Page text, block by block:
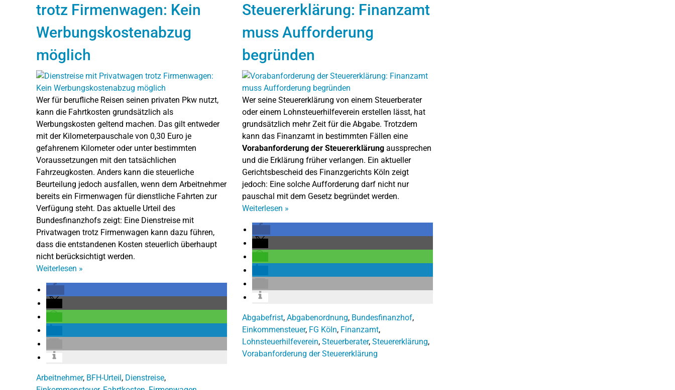
trotz Firmenwagen: Kein
Werbungskostenabzug
möglich
Wer für berufliche Reisen seinen privaten Pkw nutzt,
kann die Fahrtkosten grundsätzlich als
Werbungskosten geltend machen. Das gilt entweder
mit der Kilometerpauschale von 0,30 Euro je
gefahrenem Kilometer oder unter bestimmten
Voraussetzungen mit den tatsächlichen
Fahrzeugkosten. Anders kann die steuerliche
Beurteilung jedoch ausfallen, wenn dem Arbeitnehmer
bereits ein Firmenwagen für dienstliche Fahrten zur
Verfügung steht. Das aktuelle Urteil des
Bundesfinanzhofs zeigt: Eine Dienstreise mit
Privatwagen trotz Firmenwagen kann dazu führen,
dass die entstandenen Kosten steuerlich überhaupt
nicht berücksichtigt werden.
Weiterlesen »
Arbeitnehmer, BFH-Urteil, Dienstreise,
Steuererklärung: Finanzamt
muss Aufforderung
begründen
Wer seine Steuererklärung von einem Steuerberater
oder einem Lohnsteuerhilfeverein erstellen lässt, hat
grundsätzlich mehr Zeit für die Abgabe. Trotzdem
kann das Finanzamt in bestimmten Fällen eine
Vorabanforderung der Steuererklärung aussprechen
und die Erklärung früher verlangen. Ein aktueller
Gerichtsbescheid des Finanzgerichts Köln zeigt
jedoch: Eine solche Aufforderung darf nicht nur
pauschal mit dem Gesetz begründet werden.
Weiterlesen »
Abgabefrist, Abgabenordnung, Bundesfinanzhof,
Einkommensteuer, FG Köln, Finanzamt,
Lohnsteuerhilfeverein, Steuerberater, Steuererklärung,
Vorabanforderung der Steuererklärung